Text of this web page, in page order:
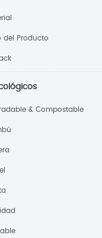
del Producto
& Compostable